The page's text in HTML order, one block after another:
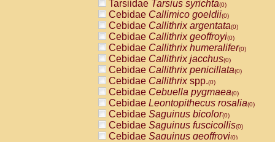
Tarsiidae Tarsius syrichta(0)
Cebidae Callimico goeldii(0)
Cebidae Callithrix argentata(0)
Cebidae Callithrix geoffroyi(0)
Cebidae Callithrix humeralifer(0)
Cebidae Callithrix jacchus(0)
Cebidae Callithrix penicillata(0)
Cebidae Callithrixspp.(0)
Cebidae Cebuella pygmaea(0)
Cebidae Leontopithecus rosalia(0)
Cebidae Saguinus bicolor(0)
Cebidae Saguinus fuscicollis(0)
Cebidae Saguinus geoffroyi(0)